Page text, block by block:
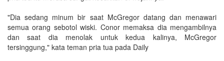
"Dia sedang minum bir saat McGregor datang dan menawari
semua orang sebotol wiski. Conor memaksa dia mengambilnya
dan saat dia menolak untuk kedua kalinya, McGregor
tersinggung," kata teman pria tua pada Daily